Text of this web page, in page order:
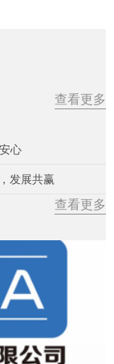
查看更多
心
发展共赢
查看更多